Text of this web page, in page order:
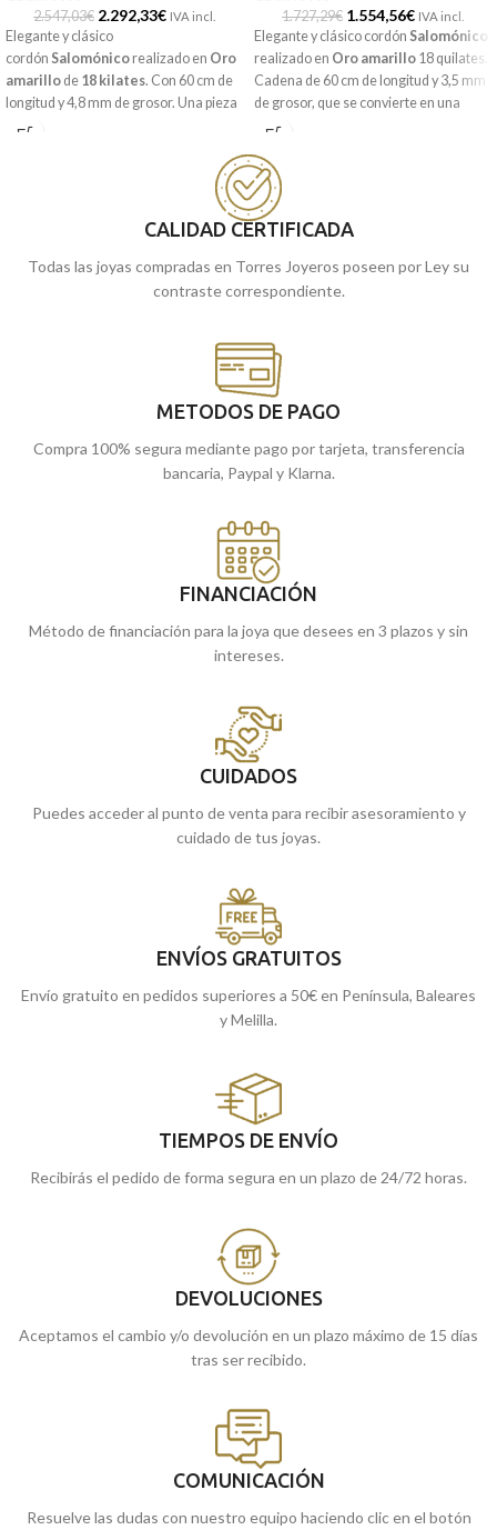
2.547,03€ 2.292,33€ IVA incl.
Elegante y clásico
cordón Salomónicorealizado en Oro
amarillo de 18 kilates. Con 60 cm de
longitud y 4,8 mm de grosor. Una pieza
perfecta para venir acompañada de un
Puedes encontrarlas en nuestras
tiendas de Málaga , o si lo prefieres,
puedes comprarla online y te la
1.727,29€ 1.554,56€ IVA incl.
Elegante y clásico cordón Salomónico
realizado en Oro amarillo 18 quilates.
Cadena de 60 cm de longitud y 3,5 mm
de grosor, que se convierte en una
pieza de siempre y para siempre,
medalla, colgante o cruz.
Puedes encontrarla en nuestras
tiendas de Málaga y Melilla, o si la
casa.
CALIDAD CERTIFICADA
Todas las joyas compradas en Torres Joyeros poseen por Ley su
contraste correspondiente.
METODOS DE PAGO
Compra 100% segura mediante pago por tarjeta, transferencia
bancaria, Paypal y Klarna.
FINANCIACIÓN
Método de financiación para la joya que desees en 3 plazos y sin
intereses.
CUIDADOS
Puedes acceder al punto de venta para recibir asesoramiento y
cuidado de tus joyas.
ENVÍOS GRATUITOS
Envío gratuito en pedidos superiores a 50€ en Península, Baleares
y Melilla.
TIEMPOS DE ENVÍO
Recibirás el pedido de forma segura en un plazo de 24/72 horas.
DEVOLUCIONES
Aceptamos el cambio y/o devolución en un plazo máximo de 15 días
tras ser recibido.
COMUNICACIÓN
Resuelve las dudas con nuestro equipo haciendo clic en el botón